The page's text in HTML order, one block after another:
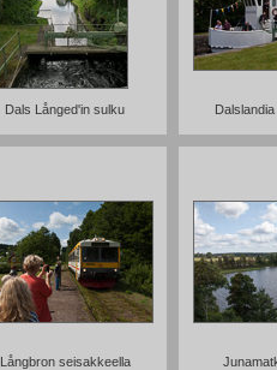
Dals Långed'in sulku
Långbron seisakkeella